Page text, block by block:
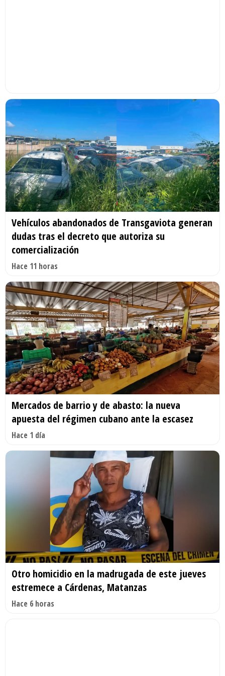
Vehículos abandonados de Transgaviota generan
dudas tras el decreto que autoriza su
comercialización
Hace 11 horas
Mercados de barrio y de abasto: la nueva
apuesta del régimen cubano ante la escasez
Hace 1 día
Otro homicidio en la madrugada de este jueves
estremece a Cárdenas, Matanzas
Hace 6 horas